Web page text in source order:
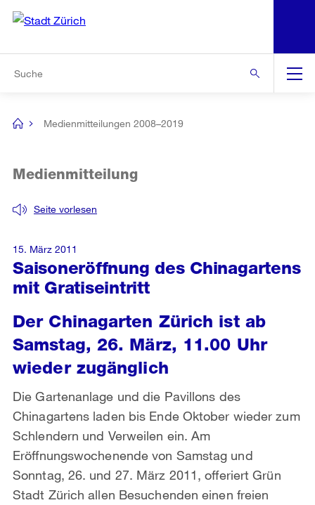
Navigation
[no
Medienmitteilungen 2008–2019
Saisoneröffnung des Chinagartens
mit Gratiseintritt
Seite vorlesen
Medienmitteilung
Der Chinagarten Zürich ist ab
Samstag, 26. März, 11.00 Uhr
wieder zugänglich
Die Gartenanlage und die Pavillons des
Chinagartens laden bis Ende Oktober wieder zum
Schlendern und Verweilen ein. Am
Eröffnungswochenende von Samstag und
Sonntag, 26. und 27. März 2011, offeriert Grün
Stadt Zürich allen Besuchenden einen freien
15. März 2011